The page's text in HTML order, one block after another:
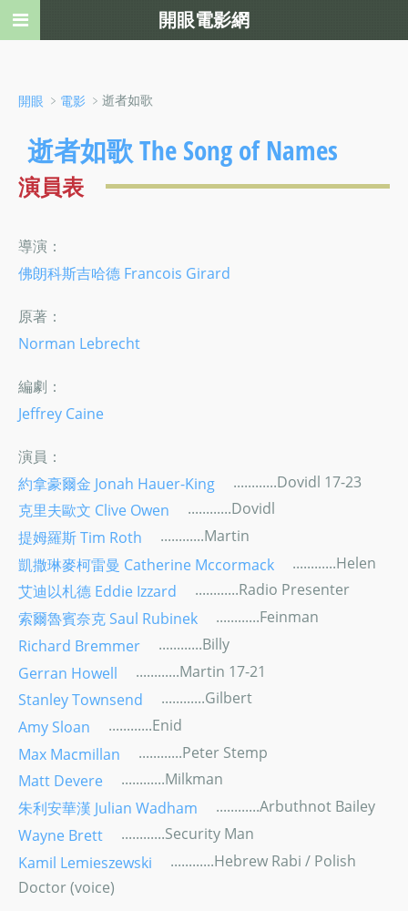
開眼 ﹥ 電影 ﹥逝者如歌
逝者如歌 The Song of Names
演員表
導演：
佛朗科斯吉哈德 Francois Girard
原著：
Norman Lebrecht
編劇：
Jeffrey Caine
演員：
約拿豪爾金 Jonah Hauer-King
............Dovidl 17-23
克里夫歐文 Clive Owen
............Dovidl
提姆羅斯 Tim Roth
............Martin
凱撒琳麥柯雷曼 Catherine Mccormack
............Helen
艾迪以札德 Eddie Izzard
............Radio Presenter
索爾魯賓奈克 Saul Rubinek
............Feinman
Richard Bremmer
............Billy
Gerran Howell
............Martin 17-21
Stanley Townsend
............Gilbert
Amy Sloan
............Enid
Max Macmillan
............Peter Stemp
Matt Devere
............Milkman
朱利安華漢 Julian Wadham
............Arbuthnot Bailey
Wayne Brett
............Security Man
Kamil Lemieszewski
............Hebrew Rabi / Polish
Doctor (voice)
開眼電影網